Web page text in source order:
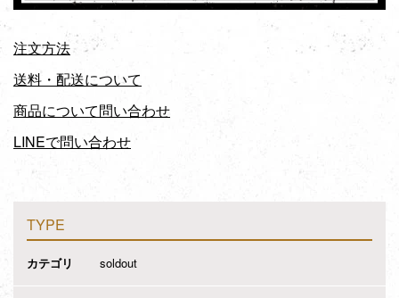
注文方法
送料・配送について
商品について問い合わせ
LINEで問い合わせ
TYPE
カテゴリ soldout